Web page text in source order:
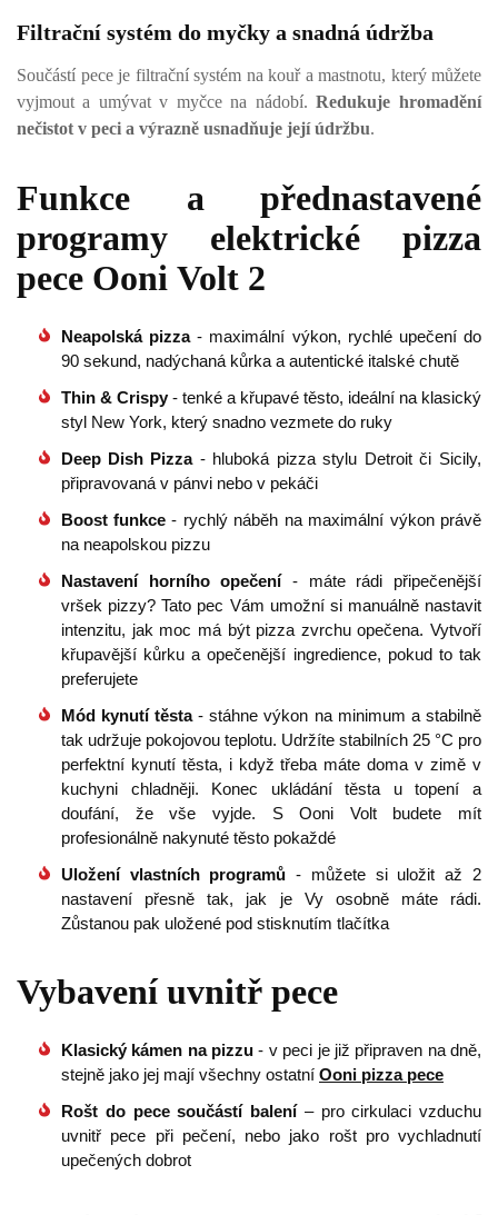
Filtrační systém do myčky a snadná údržba
Součástí pece je filtrační systém na kouř a mastnotu, který můžete
vyjmout a umývat v myčce na nádobí. Redukuje hromadění
nečistot v peci a výrazně usnadňuje její údržbu.
Funkce a přednastavené
programy elektrické pizza
pece Ooni Volt 2
Neapolská pizza- maximální výkon, rychlé upečení do
90 sekund, nadýchaná kůrka a autentické italské chutě
Thin & Crispy - tenké a křupavé těsto, ideální na klasický
styl New York, který snadno vezmete do ruky
Deep Dish Pizza- hluboká pizza stylu Detroit či Sicily,
připravovaná v pánvi nebo v pekáči
Boost funkce - rychlý náběh na maximální výkon právě
na neapolskou pizzu
Nastavení horního opečení- máte rádi připečenější
vršek pizzy? Tato pec Vám umožní si manuálně nastavit
intenzitu, jak moc má být pizza zvrchu opečena. Vytvoří
křupavější kůrku a opečenější ingredience, pokud to tak
preferujete
Mód kynutí těsta- stáhne výkon na minimum a stabilně
tak udržuje pokojovou teplotu. Udržíte stabilních 25 °C pro
perfektní kynutí těsta, i když třeba máte doma v zimě v
kuchyni chladněji. Konec ukládání těsta u topení a
doufání, že vše vyjde. S Ooni Volt budete mít
profesionálně nakynuté těsto pokaždé
Uložení vlastních programů - můžete si uložit až 2
nastavení přesně tak, jak je Vy osobně máte rádi.
Zůstanou pak uložené pod stisknutím tlačítka
Vybavení uvnitř pece
Klasický kámen na pizzu - v peci je již připraven na dně,
stejně jako jej mají všechny ostatní Ooni pizza pece
Rošt do pece součástí balení– pro cirkulaci vzduchu
uvnitř pece při pečení, nebo jako rošt pro vychladnutí
upečených dobrot